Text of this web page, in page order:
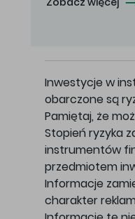
Inwestycje w
obarczone są
Pamiętaj, że
Stopień ryzyka
instrumentów
przedmiotem
Informacje
charakter